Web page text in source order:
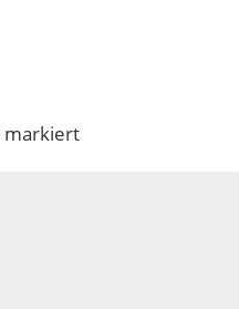
markiert